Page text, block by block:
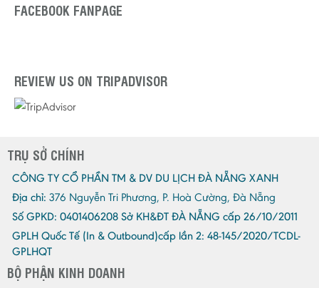
FACEBOOK FANPAGE
REVIEW US ON TRIPADVISOR
TRỤ SỞ CHÍNH
CÔNG TY CỔ PHẦN TM & DV DU LỊCH ĐÀ NẴNG XANH
Địa chỉ: 376 Nguyễn Tri Phương, P. Hoà Cường, Đà Nẵng
Số GPKD: 0401406208 Sở KH&ĐT ĐÀ NẴNG cấp 26/10/2011
GPLH Quốc Tế (In & Outbound)cấp lần 2: 48-145/2020/TCDL-
GPLHQT
BỘ PHẬN KINH DOANH